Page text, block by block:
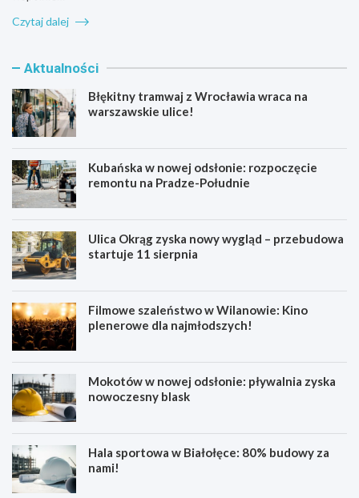
Czytaj dalej
Aktualności
Błękitny tramwaj z Wrocławia wraca na
warszawskie ulice!
Kubańska w nowej odsłonie: rozpoczęcie
remontu na Pradze-Południe
Ulica Okrąg zyska nowy wygląd – przebudowa
startuje 11 sierpnia
Filmowe szaleństwo w Wilanowie: Kino
plenerowe dla najmłodszych!
Mokotów w nowej odsłonie: pływalnia zyska
nowoczesny blask
Hala sportowa w Białołęce: 80% budowy za
nami!
B
K